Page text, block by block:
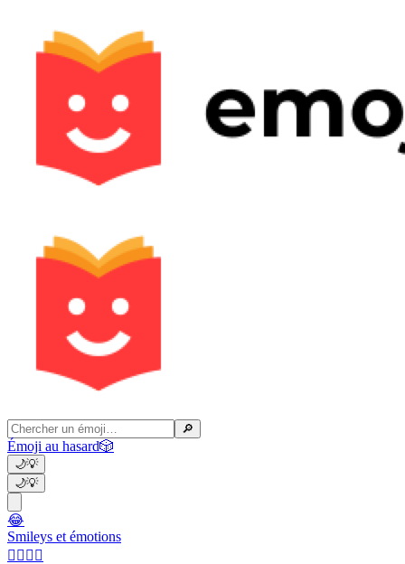
🔎
Émoji au hasard🎲
🌙💡
🌙💡
😂
Smileys et émotions
👩‍❤️‍💋‍👨